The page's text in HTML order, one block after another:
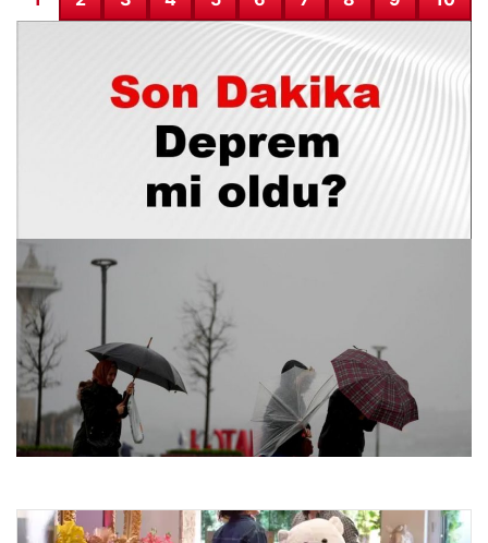
Adana’da Deprem Alarmı! Son Durum ve Detaylar 9 Aralık
2025
10.12.2025 02:52